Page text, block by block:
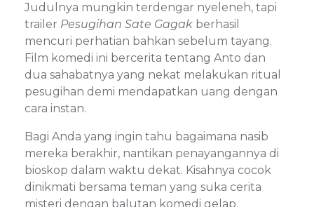
Judulnya mungkin terdengar nyeleneh, tapi
trailer Pesugihan Sate Gagak berhasil
mencuri perhatian bahkan sebelum tayang.
Film komedi ini bercerita tentang Anto dan
dua sahabatnya yang nekat melakukan ritual
pesugihan demi mendapatkan uang dengan
cara instan.
Bagi Anda yang ingin tahu bagaimana nasib
mereka berakhir, nantikan penayangannya di
bioskop dalam waktu dekat. Kisahnya cocok
dinikmati bersama teman yang suka cerita
misteri dengan balutan komedi gelap.